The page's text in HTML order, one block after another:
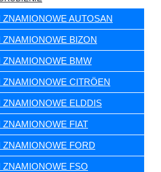
ZNAMIONOWE AUTOSAN
ZNAMIONOWE BIZON
ZNAMIONOWE BMW
ZNAMIONOWE CITRÖEN
ZNAMIONOWE ELDDIS
ZNAMIONOWE FIAT
ZNAMIONOWE FORD
ZNAMIONOWE FSO